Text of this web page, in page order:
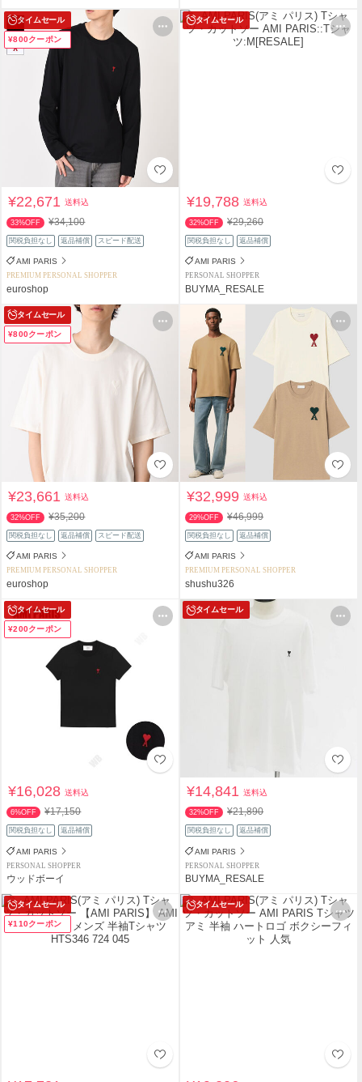
タイムセール
¥800クーポン
¥22,671送料込
33%OFF ¥34,100
関税負担なし 返品補償 スピード配送
AMI PARIS
PREMIUM PERSONAL SHOPPER
euroshop
タイムセール
¥19,788送料込
32%OFF ¥29,260
関税負担なし 返品補償
AMI PARIS
PERSONAL SHOPPER
BUYMA_RESALE
タイムセール
¥800クーポン
¥23,661送料込
32%OFF ¥35,200
関税負担なし 返品補償 スピード配送
AMI PARIS
PREMIUM PERSONAL SHOPPER
euroshop
¥32,999送料込
29%OFF ¥46,999
関税負担なし 返品補償
AMI PARIS
PREMIUM PERSONAL SHOPPER
shushu326
タイムセール
¥200クーポン
¥16,028送料込
6%OFF ¥17,150
関税負担なし 返品補償
AMI PARIS
PERSONAL SHOPPER
ウッドボーイ
タイムセール
¥14,841送料込
32%OFF ¥21,890
関税負担なし 返品補償
AMI PARIS
PERSONAL SHOPPER
BUYMA_RESALE
タイムセール
¥110クーポン
タイムセール